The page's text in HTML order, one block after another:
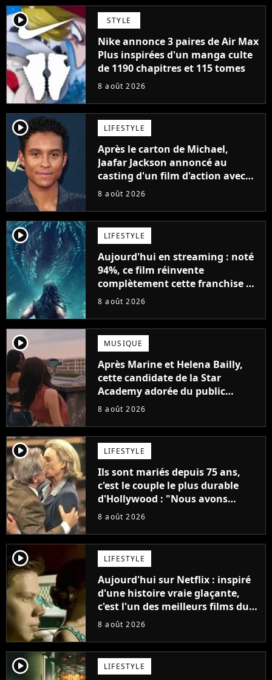
player2 STYLE
Nike annonce 3 paires de Air Max
Plus inspirées d'un manga culte
de 1190 chapitres et 115 tomes
8 août 2026
player2 LIFESTYLE
Après le carton de Michael,
Jaafar Jackson annoncé au
casting d'un film d'action avec
Will Smith
8 août 2026
player2 LIFESTYLE
Aujourd'hui en streaming : noté
94%, ce film réinvente
complètement cette franchise de
science-fiction vieille de 40 ans
8 août 2026
player2 MUSIQUE
Après Marine et Helena Bailly,
cette candidate de la Star
Academy adorée du public
annonce son premier album,
8 août 2026
player2 LIFESTYLE
Ils sont mariés depuis 75 ans,
c'est le couple le plus durable
d'Hollywood : "Nous avons
avancé jour après jour, et les
décennies"
8 août 2026
player2 LIFESTYLE
Aujourd'hui sur Netflix : inspiré
d'une histoire vraie glaçante,
c'est l'un des meilleurs films du
21ème siècle
8 août 2026
player2 LIFESTYLE